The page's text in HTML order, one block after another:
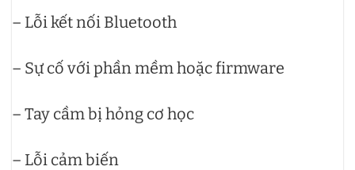
– Lỗi kết nối Bluetooth
– Sự cố với phần mềm hoặc firmware
– Tay cầm bị hỏng cơ học
– Lỗi cảm biến